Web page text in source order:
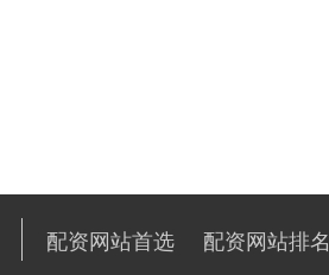
配资网站首选 配资网站排名